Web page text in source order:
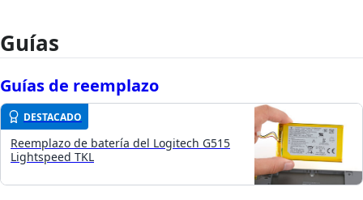
Guías
Guías de reemplazo
DESTACADO
Reemplazo de batería del Logitech G515
Lightspeed TKL